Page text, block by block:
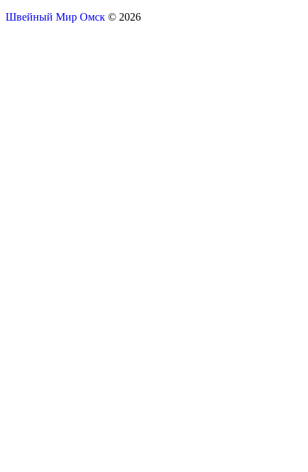
Швейный Мир Омск © 2026